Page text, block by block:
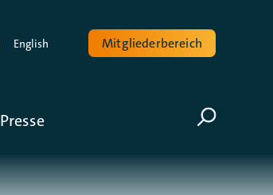
English Mitgliederbereich
PresseVolltextsuche
Suche